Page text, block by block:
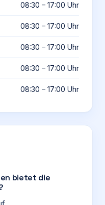
08:30 – 17:00 Uhr
08:30 – 17:00 Uhr
08:30 – 17:00 Uhr
08:30 – 17:00 Uhr
08:30 – 17:00 Uhr
bietet die